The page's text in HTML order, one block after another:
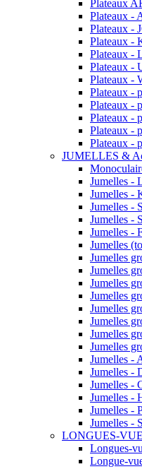
Plateaux
Plateaux -
Plateaux -
Plateaux -
Plateaux -
Plateaux -
Plateaux -
Plateaux -
Plateaux -
Plateaux -
Plateaux -
Plateaux -
JUMELLES &
Jumelles -
Jumelles -
Jumelles -
Jumelles -
Jumelles -
Jumelles
Jumelles
Jumelles
Jumelles
Jumelles
Jumelles
Jumelles
Jumelles
Jumelles
Jumelles -
Jumelles -
Jumelles -
Jumelles -
Jumelles -
Jumelles -
LONGUES-
Longues-
Longue-